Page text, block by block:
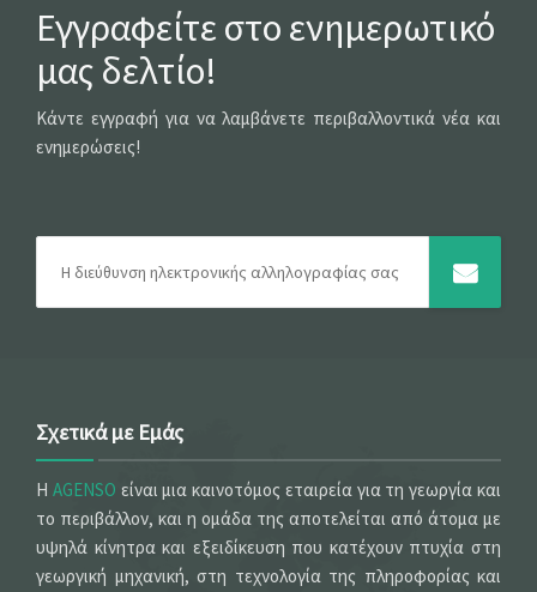
Εγγραφείτε στο ενημερωτικό
μας δελτίο!
Κάντε εγγραφή για να λαμβάνετε περιβαλλοντικά νέα και
ενημερώσεις!
Σχετικά με Εμάς
Η AGENSO είναι μια καινοτόμος εταιρεία για τη γεωργία και
το περιβάλλον, και η ομάδα της αποτελείται από άτομα με
υψηλά κίνητρα και εξειδίκευση που κατέχουν πτυχία στη
γεωργική μηχανική, στη τεχνολογία της πληροφορίας και